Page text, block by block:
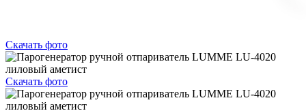
Скачать фото
Скачать фото